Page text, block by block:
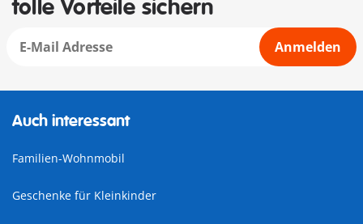
tolle Vorteile sichern
Anmelden
Auch interessant
Familien-Wohnmobil
Geschenke für Kleinkinder